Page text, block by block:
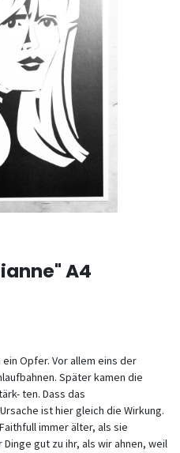
A4
Opfer. Vor allem eins der
Später kamen die
ten. Dass das
ist hier gleich die Wirkung.
immer älter, als sie
gut zu ihr, als wir ahnen, weil